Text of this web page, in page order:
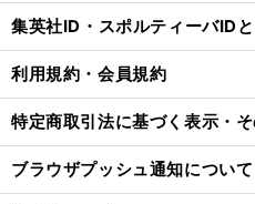
集英社ID・スポルティーバID
利用規約・会員規約
特定商取引法に基づく表示・
ブラウザプッシュ通知について